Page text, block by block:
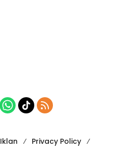
Iklan
Privacy Policy